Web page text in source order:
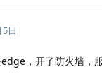
日
，开了防火墙，